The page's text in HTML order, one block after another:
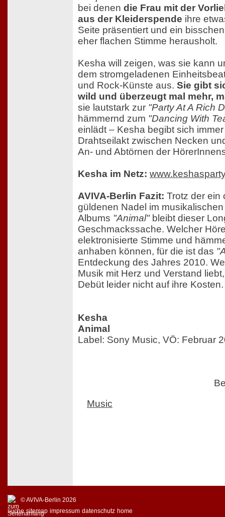
bei denen die Frau mit der
aus der Kleiderspende ihre
Seite präsentiert und ein
eher flachen Stimme herausholt.
Kesha will zeigen, was sie kann
dem stromgeladenen
und Rock-Künste aus. Sie gibt
wild und überzeugt mal mehr,
sie lautstark zur "Party At A Rich
hämmernd zum "Dancing With
einlädt – Kesha begibt sich
Drahtseilakt zwischen Necken
An- und Abtörnen der
Kesha im Netz:
AVIVA-Berlin Fazit: Trotz der ein
güldenen Nadel im
Albums "Animal"bleibt dieser
Geschmackssache. Welcher
elektronisierte Stimme und
anhaben können, für die ist das
Entdeckung des Jahres 2010.
Musik mit Herz und Verstand
Debüt leider nicht auf ihre Kosten.
Kesha
Animal
Label: Sony Music, VÖ: Februar
Music
© AVIVA-Berlin 2026
suche sitemap impressum datenschutz home